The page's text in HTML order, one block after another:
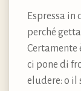
Espressa in
perché
Certamente
ci pone di
eludere: o il